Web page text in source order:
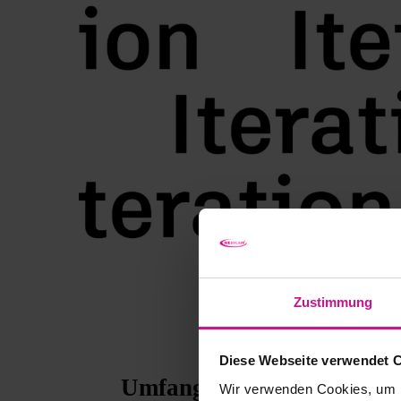
Zustimmung
Diese Webseite verwendet
Wir verwenden Cookies,
Umfangreiche Funktionen